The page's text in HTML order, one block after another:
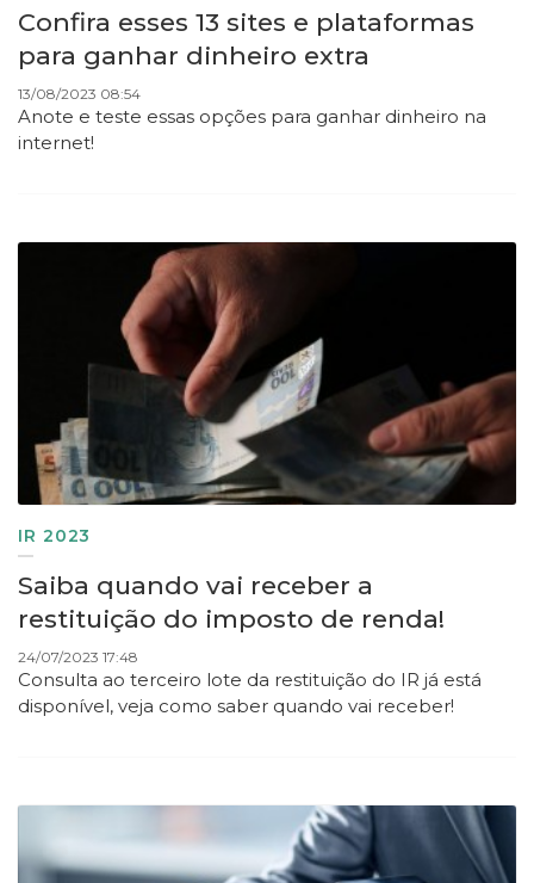
Confira esses 13 sites e plataformas
para ganhar dinheiro extra
13/08/2023 08:54
Anote e teste essas opções para ganhar dinheiro na
internet!
IR 2023
Saiba quando vai receber a
restituição do imposto de renda!
24/07/2023 17:48
Consulta ao terceiro lote da restituição do IR já está
disponível, veja como saber quando vai receber!